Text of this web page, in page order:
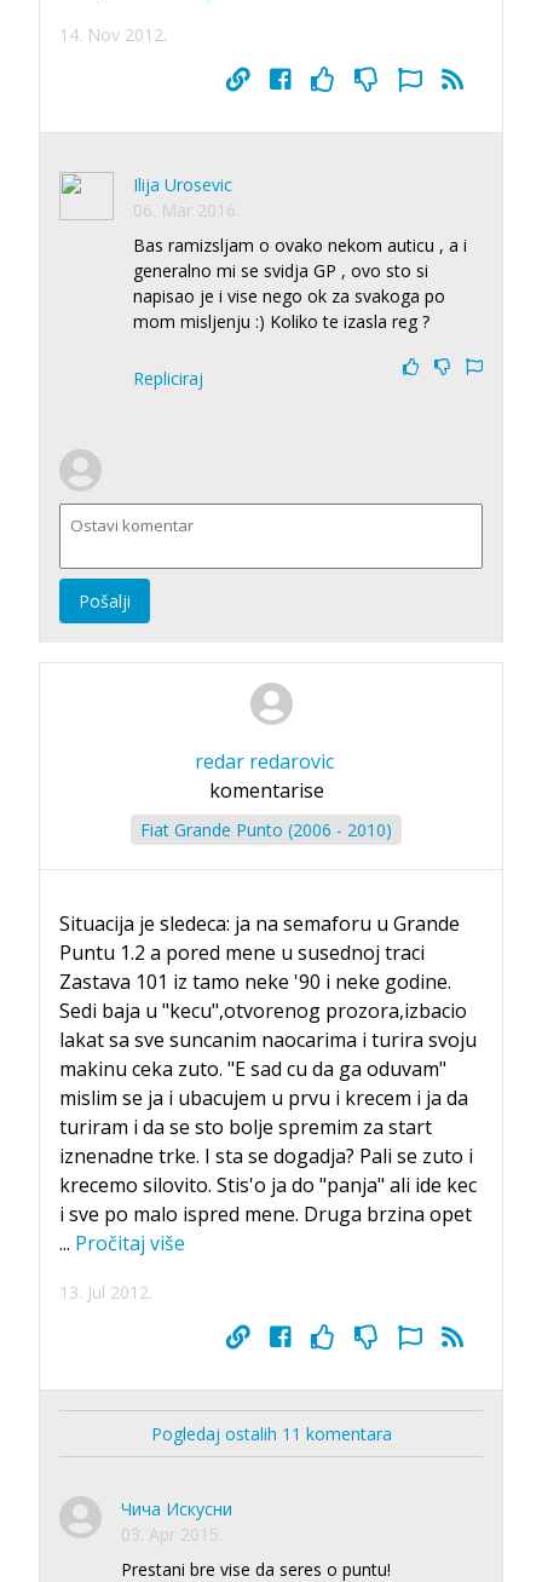
14. Nov 2012.
Ilija Urosevic
06. Mar 2016.
Bas ramizsljam o ovako nekom auticu , a i
generalno mi se svidja GP , ovo sto si
napisao je i vise nego ok za svakoga po
mom misljenju :) Koliko te izasla reg ?
Repliciraj
Pošalji
redar redarovic
komentarise
Fiat Grande Punto (2006 - 2010)
Situacija je sledeca: ja na semaforu u Grande
Puntu 1.2 a pored mene u susednoj traci
Zastava 101 iz tamo neke '90 i neke godine.
Sedi baja u "kecu",otvorenog prozora,izbacio
lakat sa sve suncanim naocarima i turira svoju
makinu ceka zuto. "E sad cu da ga oduvam"
mislim se ja i ubacujem u prvu i krecem i ja da
turiram i da se sto bolje spremim za start
iznenadne trke. I sta se dogadja? Pali se zuto i
krecemo silovito. Stis'o ja do "panja" ali ide kec
i sve po malo ispred mene. Druga brzina opet
... Pročitaj više
13. Jul 2012.
Pogledaj ostalih 11 komentara
Чича Искусни
03. Apr 2015.
Prestani bre vise da seres o puntu!